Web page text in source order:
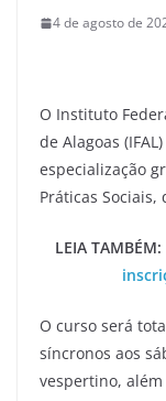
4 de agosto de
O Instituto
de Alagoas
especialização
Práticas
LEIA TAMBÉM:
O curso será
síncronos aos
vespertino,